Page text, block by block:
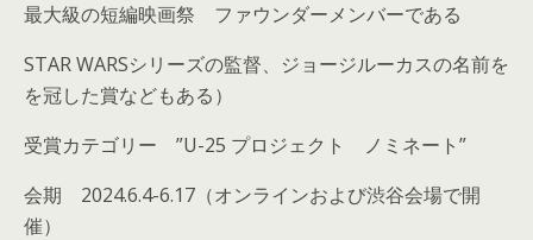
最大級の短編映画祭 ファウンダーメンバーである
STAR WARSシリーズの監督、ジョージルーカスの名前を
を冠した賞などもある）
受賞カテゴリー ”U-25 プロジェクト ノミネート”
会期 2024.6.4-6.17（オンラインおよび渋谷会場で開
催）